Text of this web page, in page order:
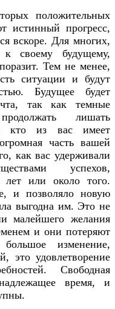
положительных
истинный прогресс,
вскоре. Для многих,
своему будущему,
Тем не менее,
ситуации и будут
Будущее будет
так как темные
лишать
кто из вас имеет
часть вашей
как вас удерживали
успехов,
лет или около того.
и позволяло новую
выгодна им. Это не
малейшего желания
и они потеряют
изменение,
это удовлетворение
Свободная
время, и